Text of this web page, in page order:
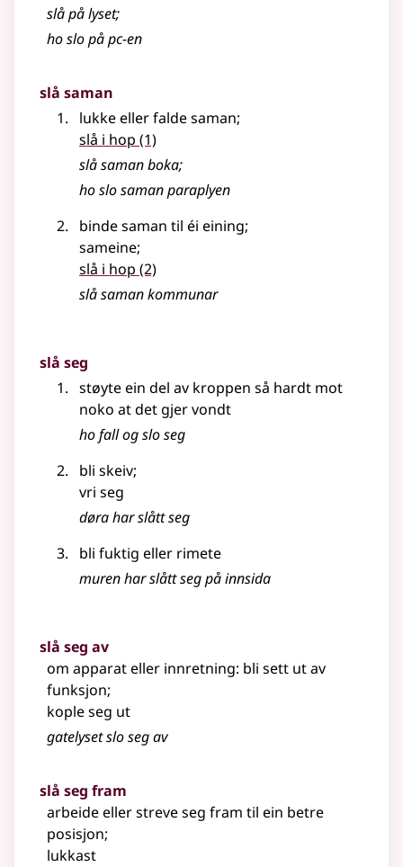
slå på lyset;
ho slo på pc-en
slå saman
lukke eller falde saman;
slå i hop (1)
slå saman boka;
ho slo saman paraplyen
binde saman til éi eining;
sameine;
slå i hop (2)
slå saman kommunar
slå seg
støyte ein del av kroppen så hardt mot
noko at det gjer vondt
ho fall og slo seg
bli skeiv;
vri seg
døra har slått seg
bli fuktig eller rimete
muren har slått seg på innsida
slå seg av
om apparat eller innretning: bli sett ut av
funksjon;
kople seg ut
gatelyset slo seg av
slå seg fram
arbeide eller streve seg fram til ein betre
posisjon;
lukkast